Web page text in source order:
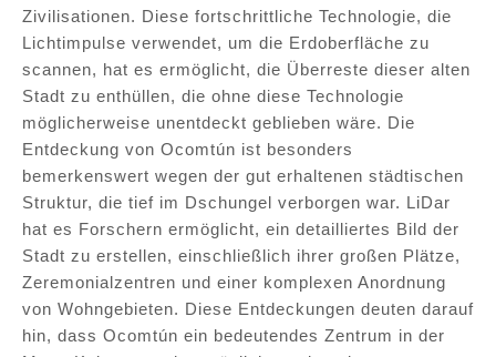
Zivilisationen. Diese fortschrittliche Technologie, die
Lichtimpulse verwendet, um die Erdoberfläche zu
scannen, hat es ermöglicht, die Überreste dieser alten
Stadt zu enthüllen, die ohne diese Technologie
möglicherweise unentdeckt geblieben wäre. Die
Entdeckung von Ocomtún ist besonders
bemerkenswert wegen der gut erhaltenen städtischen
Struktur, die tief im Dschungel verborgen war. LiDar
hat es Forschern ermöglicht, ein detailliertes Bild der
Stadt zu erstellen, einschließlich ihrer großen Plätze,
Zeremonialzentren und einer komplexen Anordnung
von Wohngebieten. Diese Entdeckungen deuten darauf
hin, dass Ocomtún ein bedeutendes Zentrum in der